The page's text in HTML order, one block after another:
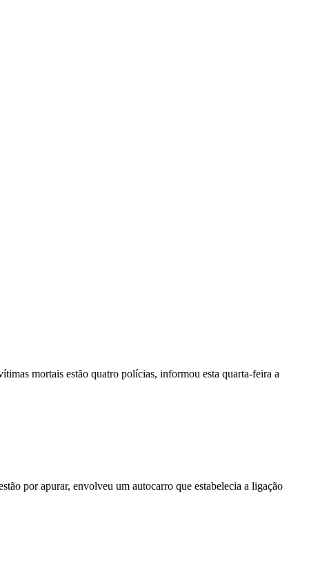
mortais estão quatro polícias, informou esta quarta-feira a
por apurar, envolveu um autocarro que estabelecia a ligação